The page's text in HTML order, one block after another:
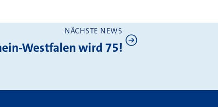
NÄCHSTE NEWS
Westfalen wird 75!